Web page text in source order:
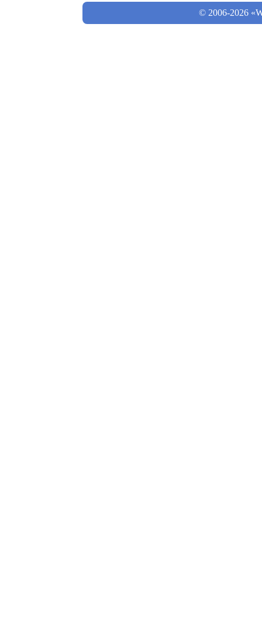
© 2006-2026